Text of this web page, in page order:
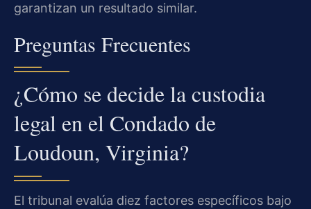
garantizan un resultado similar.
Preguntas Frecuentes
¿Cómo se decide la custodia
legal en el Condado de
Loudoun, Virginia?
El tribunal evalúa diez factores específicos bajo